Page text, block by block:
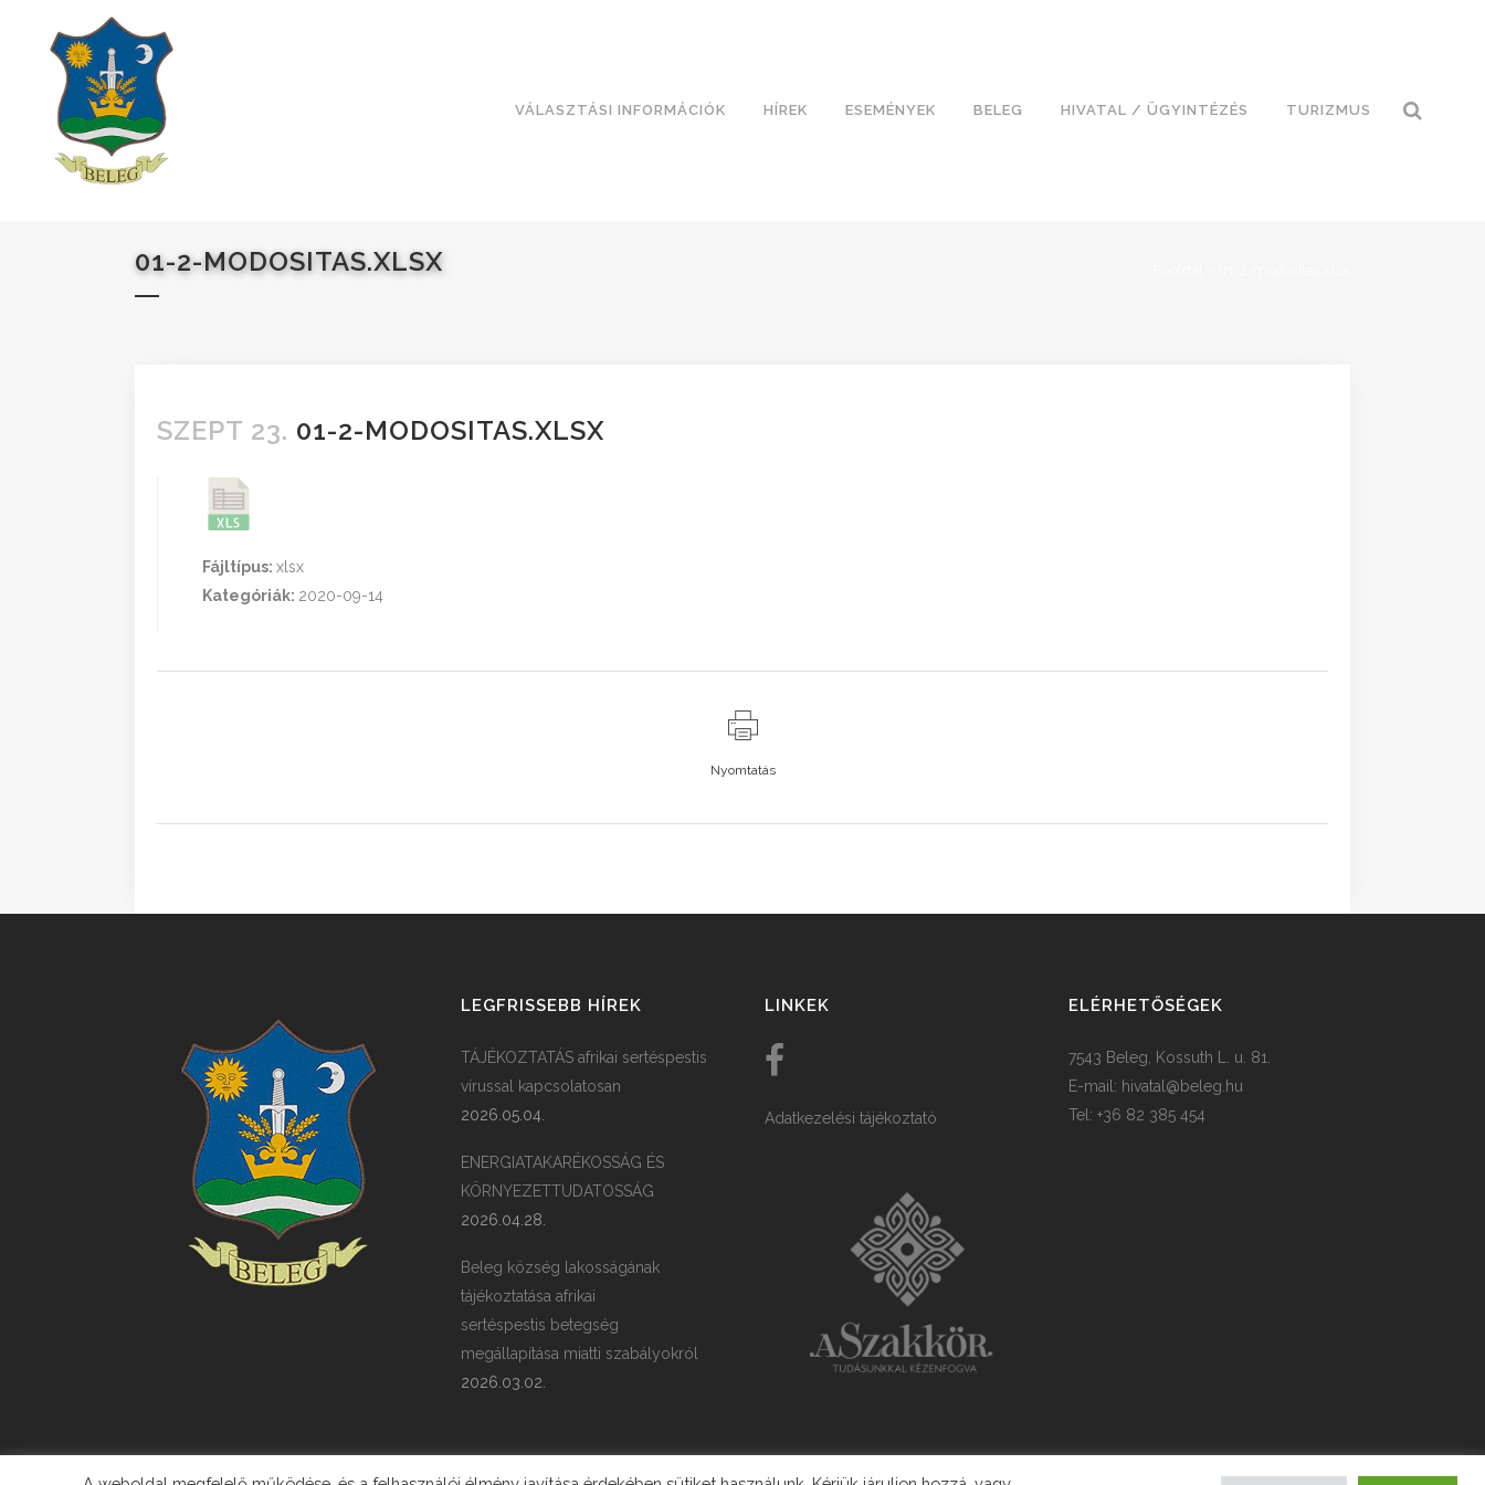
VÁLASZTÁSI INFORMÁCIÓK HÍREK ESEMÉNYEK BELEG HIVATAL / ÜGYINTÉZÉS TURIZMUS
01-2-MODOSITAS.XLSX
SZEPT 23. 01-2-MODOSITAS.XLSX
Fájltípus: xlsx
Kategóriák: 2020-09-14
Nyomtatás
LEGFRISSEBB HÍREK
TÁJÉKOZTATÁS afrikai sertéspestis
vírussal kapcsolatosan
2026.05.04.
ENERGIATAKARÉKOSSÁG ÉS
KÖRNYEZETTUDATOSSÁG
2026.04.28.
Beleg község lakosságának
tájékoztatása afrikai
sertéspestis betegség
megállapítása miatti szabályokról
2026.03.02.
LINKEK
Adatkezelési tájékoztató
ELÉRHETŐSÉGEK
7543 Beleg, Kossuth L. u. 81.
E-mail: hivatal@beleg.hu
Tel: +36 82 385 454